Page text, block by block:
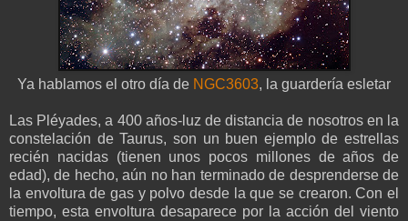
Ya hablamos el otro día de NGC3603, la guardería esletar
Las Pléyades, a 400 años-luz de distancia de nosotros en la
constelación de Taurus, son un buen ejemplo de estrellas
recién nacidas (tienen unos pocos millones de años de
edad), de hecho, aún no han terminado de desprenderse de
la envoltura de gas y polvo desde la que se crearon. Con el
tiempo, esta envoltura desaparece por la acción del viento